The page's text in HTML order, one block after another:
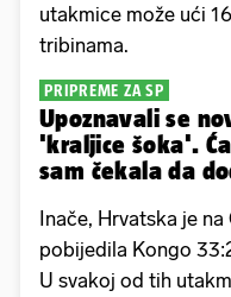
utakmice može ući
tribinama.
PRIPREME ZA SP
Upoznavali se
'kraljice šoka'.
sam čekala da
Inače, Hrvatska je
pobijedila Kongo
U svakoj od tih